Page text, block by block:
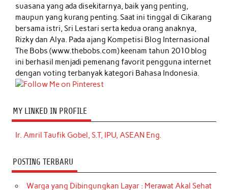
suasana yang ada disekitarnya, baik yang penting,
maupun yang kurang penting. Saat ini tinggal di Cikarang
bersama istri, Sri Lestari serta kedua orang anaknya,
Rizky dan Alya. Pada ajang Kompetisi Blog Internasional
The Bobs (www.thebobs.com) keenam tahun 2010 blog
ini berhasil menjadi pemenang favorit pengguna internet
dengan voting terbanyak kategori Bahasa Indonesia.
MY LINKED IN PROFILE
Ir. Amril Taufik Gobel, S.T, IPU, ASEAN Eng.
POSTING TERBARU
Warga yang Dibingungkan Layar : Merawat Akal Sehat